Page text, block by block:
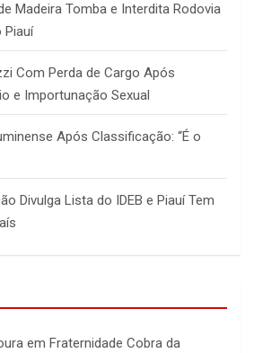
Madeira Tomba e Interdita Rodovia
Piauí
Com Perda de Cargo Após
e Importunação Sexual
Após Classificação: “É o
Divulga Lista do IDEB e Piauí Tem
em Fraternidade Cobra da